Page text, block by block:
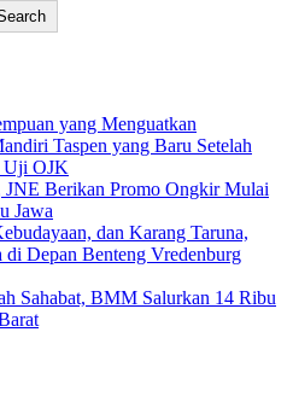
yang Menguatkan
Taspen yang Baru Setelah
Uji OJK
JNE Berikan Promo Ongkir Mulai
Jawa
dan Karang Taruna,
di Depan Benteng Vredenburg
Sahabat, BMM Salurkan 14 Ribu